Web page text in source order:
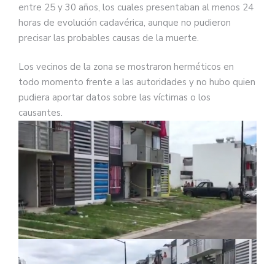
entre 25 y 30 años, los cuales presentaban al menos 24
horas de evolución cadavérica, aunque no pudieron
precisar las probables causas de la muerte.
Los vecinos de la zona se mostraron herméticos en
todo momento frente a las autoridades y no hubo quien
pudiera aportar datos sobre las víctimas o los
causantes.